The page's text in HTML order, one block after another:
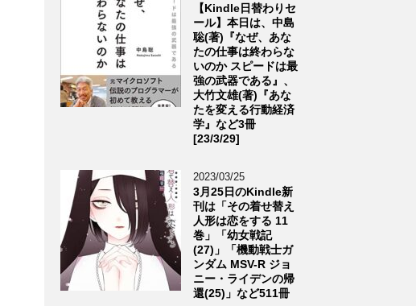
【Kindle日替わりセ
ール】本日は、中島
聡(著)『なぜ、あな
たの仕事は終わらな
いのか スピードは最
強の武器である』、
大竹文雄(著)『あな
たを変える行動経済
学』など3冊
[23/3/29]
2023/03/25
3月25日のKindle新
刊は「その着せ替え
人形は恋をする 11
巻」「幼女戦記
(27)」「機動戦士ガ
ンダム MSV-R ジョ
ニー・ライデンの帰
還(25)」など511冊